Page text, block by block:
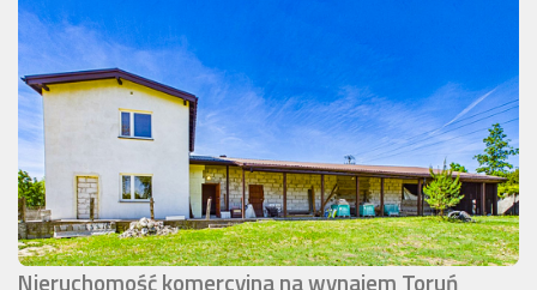
Nieruchomość komercyjna na wynajem Toruń